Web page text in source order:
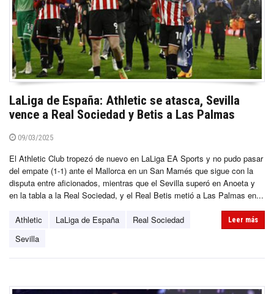
LaLiga de España: Athletic se atasca, Sevilla
vence a Real Sociedad y Betis a Las Palmas
09/03/2025
El Athletic Club tropezó de nuevo en LaLiga EA Sports y no pudo pasar
del empate (1-1) ante el Mallorca en un San Mamés que sigue con la
disputa entre aficionados, mientras que el Sevilla superó en Anoeta y
en la tabla a la Real Sociedad, y el Real Betis metió a Las Palmas en...
Athletic LaLiga de España
Real Sociedad
Sevilla
Leer más